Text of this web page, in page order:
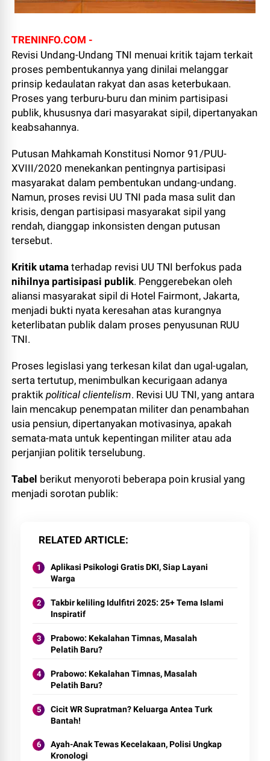
TRENINFO.COM -
Revisi Undang-Undang TNI menuai kritik tajam terkait
proses pembentukannya yang dinilai melanggar
prinsip kedaulatan rakyat dan asas keterbukaan.
Proses yang terburu-buru dan minim partisipasi
publik, khususnya dari masyarakat sipil, dipertanyakan
keabsahannya.
Putusan Mahkamah Konstitusi Nomor 91/PUU-
XVIII/2020 menekankan pentingnya partisipasi
masyarakat dalam pembentukan undang-undang.
Namun, proses revisi UU TNI pada masa sulit dan
krisis, dengan partisipasi masyarakat sipil yang
rendah, dianggap inkonsisten dengan putusan
tersebut.
Kritik utama terhadap revisi UU TNI berfokus pada
nihilnya partisipasi publik. Penggerebekan oleh
aliansi masyarakat sipil di Hotel Fairmont, Jakarta,
menjadi bukti nyata keresahan atas kurangnya
keterlibatan publik dalam proses penyusunan RUU
TNI.
Proses legislasi yang terkesan kilat dan ugal-ugalan,
serta tertutup, menimbulkan kecurigaan adanya
praktikpolitical clientelism. Revisi UU TNI, yang antara
lain mencakup penempatan militer dan penambahan
usia pensiun, dipertanyakan motivasinya, apakah
semata-mata untuk kepentingan militer atau ada
perjanjian politik terselubung.
Tabel berikut menyoroti beberapa poin krusial yang
menjadi sorotan publik:
RELATED ARTICLE
Aplikasi Psikologi Gratis DKI, Siap Layani
Warga
Takbir keliling Idulfitri 2025: 25+ Tema Islami
Inspiratif
Prabowo: Kekalahan Timnas, Masalah
Pelatih Baru?
Prabowo: Kekalahan Timnas, Masalah
Pelatih Baru?
Cicit WR Supratman? Keluarga Antea Turk
Bantah!
Ayah-Anak Tewas Kecelakaan, Polisi Ungkap
Kronologi